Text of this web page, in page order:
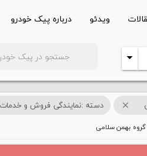
ویدئو درباره پیک خودرو
arrow_drop_down
close دسته :نمایندگی فروش و خدمات
گروه بهمن سلامی